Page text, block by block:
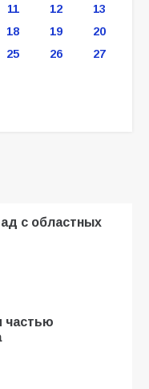
11 12
13
18 19
20
25 26
27
с областных
частью